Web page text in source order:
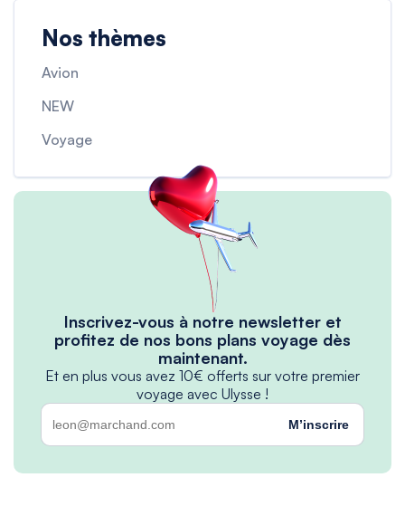
Nos thèmes
Avion
NEW
Voyage
Inscrivez-vous à notre newsletter et
profitez de nos bons plans voyage dès
maintenant.
Et en plus vous avez 10€ offerts sur votre premier
voyage avec Ulysse !
M’inscrire